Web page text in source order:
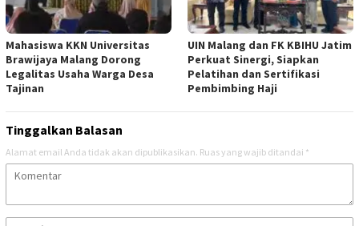
Mahasiswa KKN Universitas
Brawijaya Malang Dorong
Legalitas Usaha Warga Desa
Tajinan
UIN Malang dan FK KBIHU Jatim
Perkuat Sinergi, Siapkan
Pelatihan dan Sertifikasi
Pembimbing Haji
Tinggalkan Balasan
Alamat email Anda tidak akan dipublikasikan. Ruas yang wajib ditandai *